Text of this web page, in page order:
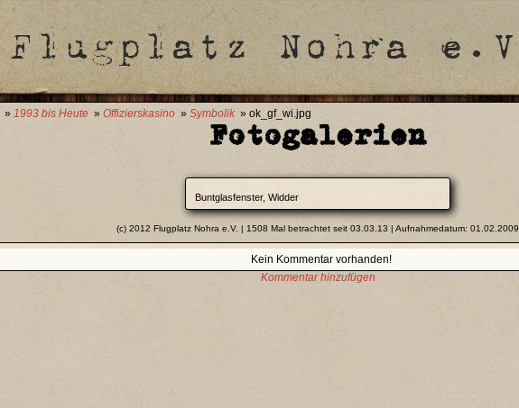
» 1993 bis Heute » Offizierskasino » Symbolik » ok_gf_wi.jpg
Fotogalerien
Buntglasfenster, Widder
(c) 2012 Flugplatz Nohra e.V. | 1508 Mal betrachtet seit 03.03.13 | Aufnahmedatum: 01.02.2009
Kein Kommentar vorhanden!
Kommentar hinzufügen